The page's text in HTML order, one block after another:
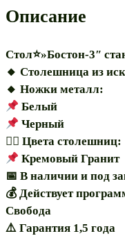
Описание
Стол⭐»Бостон-3″
🔸️ Столешница из
🔸️ Ножки металл:
Белый
Черный
🏳️‍🌈 Цвета столешниц:
Кремовый Гранит
📅 В наличии и под
💰 Действует
Свобода
⚠️ Гарантия 1,5 года